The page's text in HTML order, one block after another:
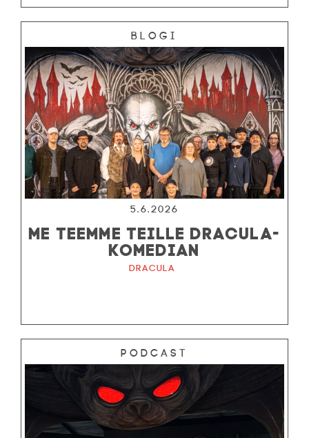
Blogi
5.6.2026
ME TEEMME TEILLE DRACULA-
KOMEDIAN
Dracula
Podcast